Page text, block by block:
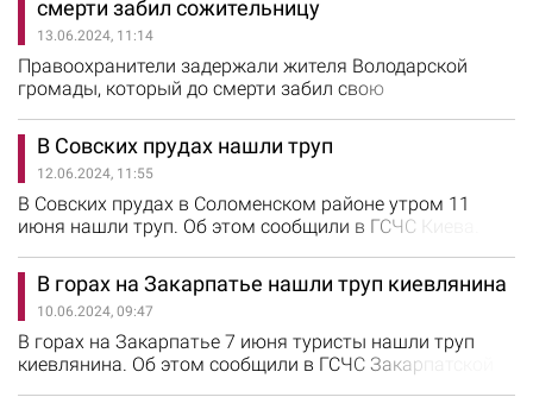
тот день на Киевщине утонул еще один мужчина. Тело
обнаружили в водоеме на ул. Набережная в селе Вита
Почтовая. Детали…
смерти забил сожительницу
13.06.2024, 11:14
Правоохранители задержали жителя Володарской
громады, который до смерти забил свою
области. Правоохранители выяснили, что 50-летний
мужчина вернулся с рыбалки домой. Дома между ним
и 47-летней сожительницей возникла ссора, которая
впоследствии переросла в драку. Мужчина бил
женщину руками и ногами, пока она не начала…
В Совских прудах нашли труп
12.06.2024, 11:55
В Совских прудах в Соломенском районе утром 11
июня нашли труп. Об этом сообщили в ГСЧС Киева.
расстоянии 20 м от берега на поверхности воды. С
помощью водолазно-спасательного снаряжения тело
извлекли на берег и передали правоохранителям
Обстоятельства трагического случая будет
устанавливать полиция.
В горах на Закарпатье нашли труп киевлянина
10.06.2024, 09:47
В горах на Закарпатье 7 июня туристы нашли труп
киевлянина. Об этом сообщили в ГСЧС Закарпатской